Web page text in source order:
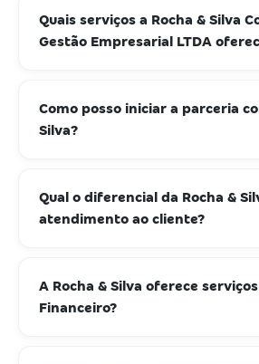
Quais serviços a Rocha & Silva
Gestão Empresarial LTDA
Como posso iniciar a parceria
Silva?
Qual o diferencial da Rocha &
atendimento ao cliente?
A Rocha & Silva oferece serviços
Financeiro?